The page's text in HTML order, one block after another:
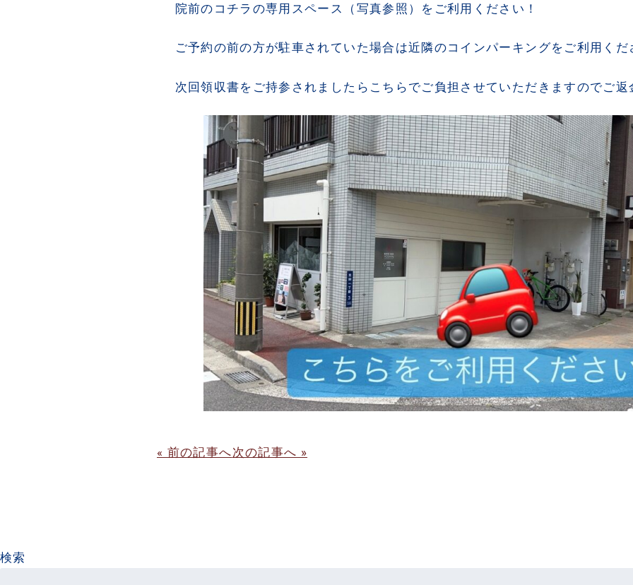
院前のコチラの専用スペース（写真参照）をご利用ください！
ご予約の前の方が駐車されていた場合は近隣のコインパーキングをご利用くだ
次回領収書をご持参されましたらこちらでご負担させていただきますのでご
« 前の記事へ次の記事へ »
検索